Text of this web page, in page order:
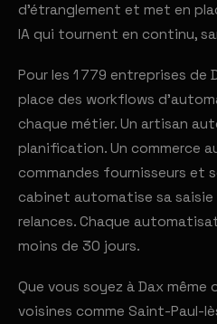
d'étranglement et met en
IA qui tournent en continu,
Pour les 1 779 entreprises de
place des workflows
chaque métier. Un artisan
planification. Un commerce
commandes fournisseurs et
cabinet automatise sa
relances. Chaque
moins de 30 jours.
Que vous soyez à Dax même
voisines comme Saint-Paul-